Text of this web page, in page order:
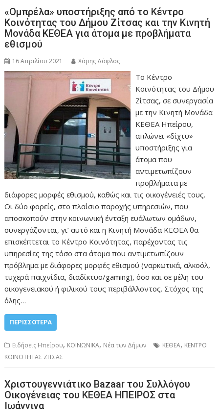
«Ομπρέλα» υποστήριξης από το Κέντρο
Κοινότητας του Δήμου Ζίτσας και την Κινητή
Μονάδα ΚΕΘΕΑ για άτομα με προβλήματα
εθισμού
16 Απριλίου 2021 Χάρης Δάφλος
Το Κέντρο
Κοινότητας του Δήμου
Ζίτσας, σε συνεργασία
με την Κινητή Μονάδα
ΚΕΘΕΑ Ηπείρου,
απλώνει «δίχτυ»
υποστήριξης για
άτομα που
αντιμετωπίζουν
προβλήματα με
διάφορες μορφές εθισμού, καθώς και τις οικογένειές τους.
Οι δύο φορείς, στο πλαίσιο παροχής υπηρεσιών, που
αποσκοπούν στην κοινωνική ένταξη ευάλωτων ομάδων,
συνεργάζονται, γι’ αυτό και η Κινητή Μονάδα ΚΕΘΕΑ θα
επισκέπτεται το Κέντρο Κοινότητας, παρέχοντας τις
υπηρεσίες της τόσο στα άτομα που αντιμετωπίζουν
πρόβλημα με διάφορες μορφές εθισμού (ναρκωτικά, αλκοόλ,
τυχερά παιχνίδια, διαδίκτυο/gaming), όσο και σε μέλη του
οικογενειακού ή φιλικού τους περιβάλλοντος. Στόχος της
όλης…
ΠΕΡΙΣΣΌΤΕΡΑ
Ειδήσεις Ηπείρου, ΚΟΙΝΩΝΙΚΑ, Νέα των Δήμων ΚΕΘΕΑ, ΚΕΝΤΡΟ
ΚΟΙΝΟΤΗΤΑΣ ΖΙΤΣΑΣ
Χριστουγεννιάτικο Bazaar του Συλλόγου
Οικογένειας του ΚΕΘΕΑ HΠΕΙΡΟΣ στα
Ιωάννινα